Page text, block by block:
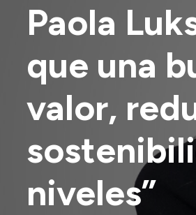
Paola
que una
valor,
niveles”